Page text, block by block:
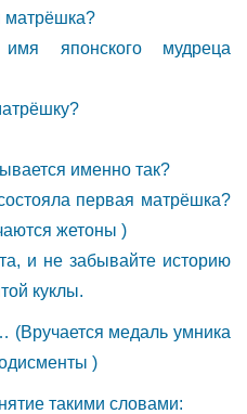
матрёшка?
японского мудреца
именно так?
первая матрёшка?
жетоны )
и не забывайте историю
куклы.
(Вручается медаль умника
)
такими словами: